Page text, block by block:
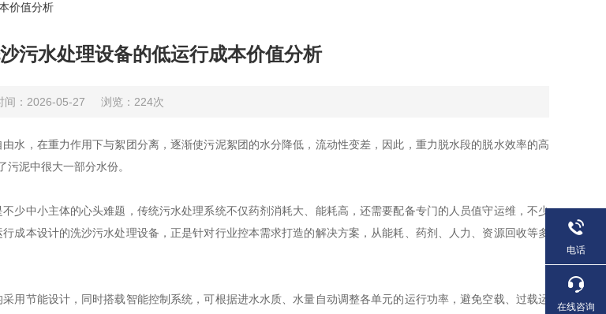
价值分析
污水处理设备的低运行成本价值分析
间：2026-05-27 浏览：224次
，在重力作用下与絮团分离，逐渐使污泥絮团的水分降低，流动性变差，因此，重力脱水段的脱水效率的高
泥中很大一部分水份。
中小主体的心头难题，传统污水处理系统不仅药剂消耗大、能耗高，还需要配备专门的人员值守运维，不少
成本设计的洗沙污水处理设备，正是针对行业控本需求打造的解决方案，从能耗、药剂、人力、资源回收等多
节能设计，同时搭载智能控制系统，可根据进水水质、水量自动调整各单元的运行功率，避免空载、过载运
电话
在线咨询